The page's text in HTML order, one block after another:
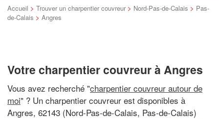
Accueil > Trouver un charpentier couvreur > Nord-Pas-de-Calais > Pas-
de-Calais > Angres
Votre charpentier couvreur à Angres
Vous avez recherché "charpentier couvreur autour de
moi" ? Un charpentier couvreur est disponibles à
Angres, 62143 (Nord-Pas-de-Calais, Pas-de-Calais)